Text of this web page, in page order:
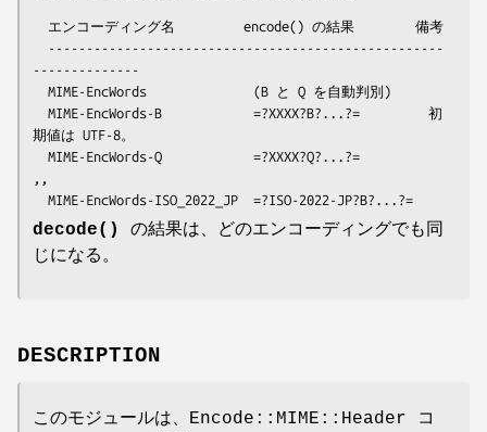
--------------
期値は UTF-8。
decode()
の結果は、どのエンコーディングでも同
じになる。
DESCRIPTION
このモジュールは、Encode::MIME::Header コ